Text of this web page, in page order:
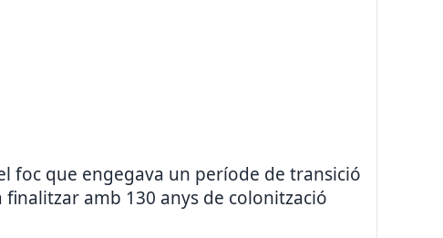
foc que engegava un període de transició
amb 130 anys de colonització